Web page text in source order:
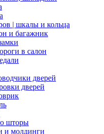
| шкалы и кольца
и багажник
в салон
дверей
дверей
шторы
и молдинги